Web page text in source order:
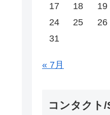
17
18 19
24
25 26
31
« 7月
コンタクト/